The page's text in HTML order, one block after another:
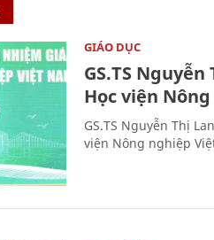
GIÁO DỤC
GS.TS
Học viện
GS.TS Nguyễn Thị
viện Nông nghiệp